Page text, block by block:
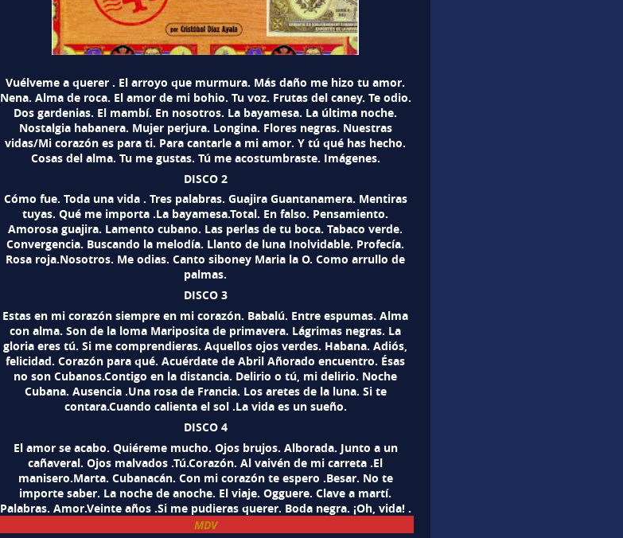
Vuélveme a querer . El arroyo que murmura. Más daño me hizo tu amor.
Nena. Alma de roca. El amor de mi bohio. Tu voz. Frutas del caney. Te odio.
Dos gardenias. El mambí. En nosotros. La bayamesa. La última noche.
Nostalgia habanera. Mujer perjura. Longina. Flores negras. Nuestras
vidas/Mi corazón es para ti. Para cantarle a mi amor. Y tú qué has hecho.
Cosas del alma. Tu me gustas. Tú me acostumbraste. Imágenes.
DISCO 2
Cómo fue. Toda una vida . Tres palabras. Guajira Guantanamera. Mentiras
tuyas. Qué me importa .La bayamesa.Total. En falso. Pensamiento.
Amorosa guajira. Lamento cubano. Las perlas de tu boca. Tabaco verde.
Convergencia. Buscando la melodía. Llanto de luna Inolvidable. Profecía.
Rosa roja.Nosotros. Me odias. Canto siboney Maria la O. Como arrullo de
palmas.
DISCO 3
Estas en mi corazón siempre en mi corazón. Babalú. Entre espumas. Alma
con alma. Son de la loma Mariposita de primavera. Lágrimas negras. La
gloria eres tú. Si me comprendieras. Aquellos ojos verdes. Habana. Adiós,
felicidad. Corazón para qué. Acuérdate de Abril Añorado encuentro. Ésas
no son Cubanos.Contigo en la distancia. Delirio o tú, mi delirio. Noche
Cubana. Ausencia .Una rosa de Francia. Los aretes de la luna. Si te
contara.Cuando calienta el sol .La vida es un sueño.
DISCO 4
El amor se acabo. Quiéreme mucho. Ojos brujos. Alborada. Junto a un
cañaveral. Ojos malvados .Tú.Corazón. Al vaivén de mi carreta .El
manisero.Marta. Cubanacán. Con mi corazón te espero .Besar. No te
importe saber. La noche de anoche. El viaje. Ogguere. Clave a martí.
Palabras. Amor.Veinte años .Si me pudieras querer. Boda negra. ¡Oh, vida! .
MDV